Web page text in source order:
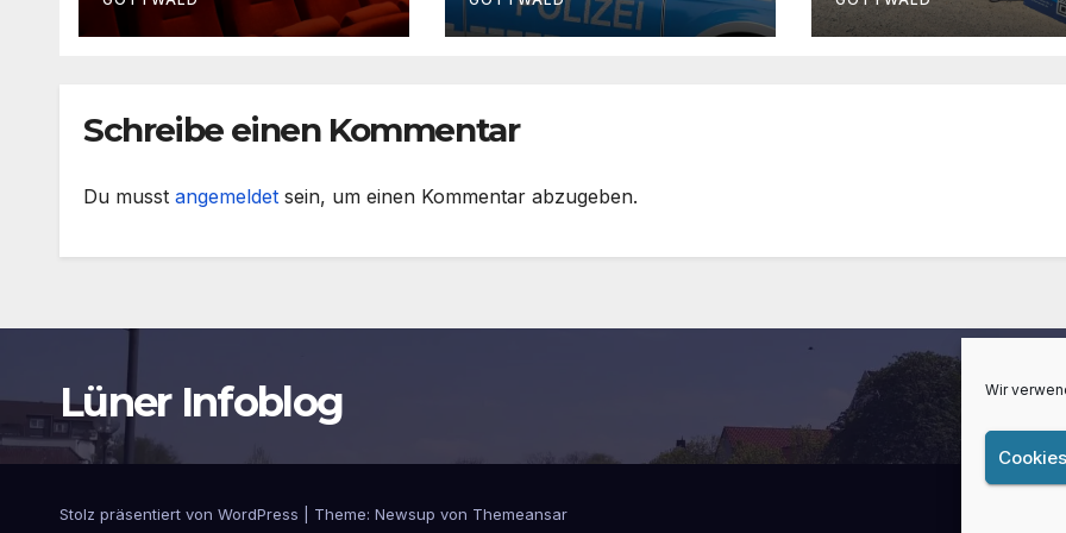
Wir
neue Formate
Schreibe einen Kommentar
Du musst angemeldet sein, um einen Kommentar abzugeben.
Lüner Infoblog
Stolz präsentiert von WordPress Theme: Newsup von Themeansar